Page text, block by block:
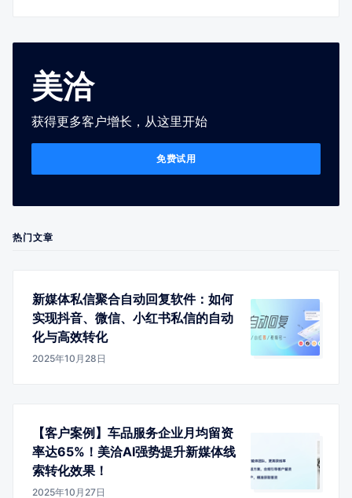
美洽
获得更多客户增长，从这里开始
免费试用
热门文章
新媒体私信聚合自动回复软件：如何
实现抖音、微信、小红书私信的自动
化与高效转化
2025年10月28日
【客户案例】车品服务企业月均留资
率达65%！美洽AI强势提升新媒体线
索转化效果！
2025年10月27日